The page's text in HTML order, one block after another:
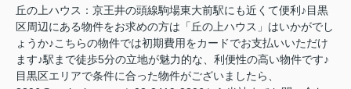
丘の上ハウス：京王井の頭線駒場東大前駅にも近くて便利♪目黒
区周辺にある物件をお求めの方は「丘の上ハウス」はいかがでし
ょうか♪こちらの物件では初期費用をカードでお支払いいただけ
ます♪駅まで徒歩5分の立地が魅力的な、利便性の高い物件です♪
目黒区エリアで条件に合った物件がございましたら、